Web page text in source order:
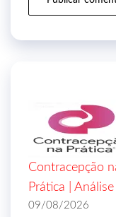
Contracepção
Prática | Análise
09/08/2026